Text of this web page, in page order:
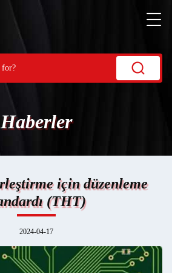
Haberler
için düzenleme
(THT)
2024-04-17